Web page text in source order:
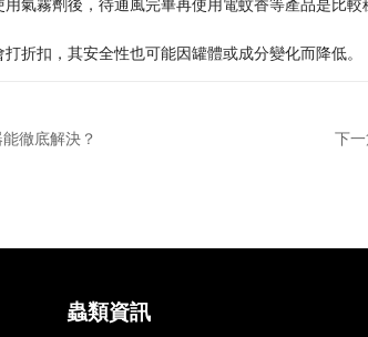
折扣，其安全性也可能因罐體或成分變化而降低。
徹底解決？ 下
蟲類資訊